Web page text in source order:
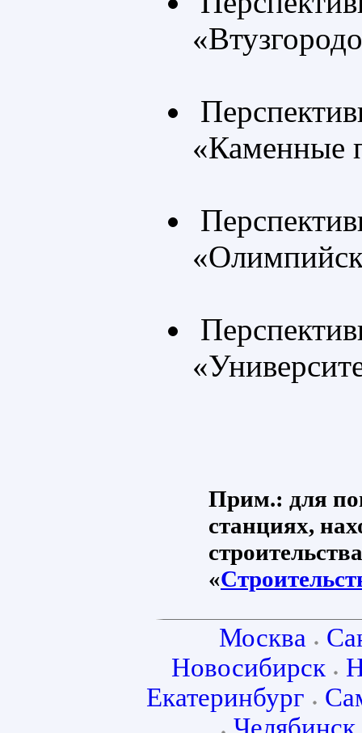
«Каменные
Прим.: для
станциях,
«
Москва
Новосибирск
Екатеринбург